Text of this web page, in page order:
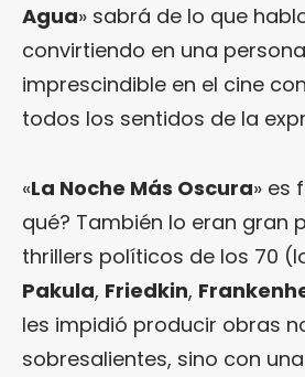
Agua» sabrá de lo que
convirtiendo en una
imprescindible en el cine
todos los sentidos de la
«La Noche Más Oscura» es
qué? También lo eran gran
thrillers políticos de los 70
Pakula, Friedkin,
les impidió producir obras
sobresalientes, sino con